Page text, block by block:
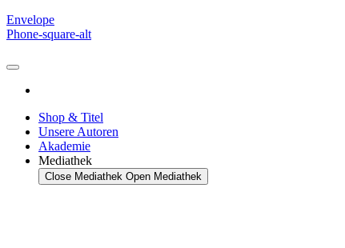
Envelope
Phone-square-alt
Shop & Titel
Unsere Autoren
Akademie
Mediathek
Close Mediathek Open Mediathek